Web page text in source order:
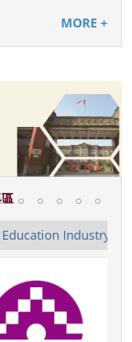
MORE +
Industry)